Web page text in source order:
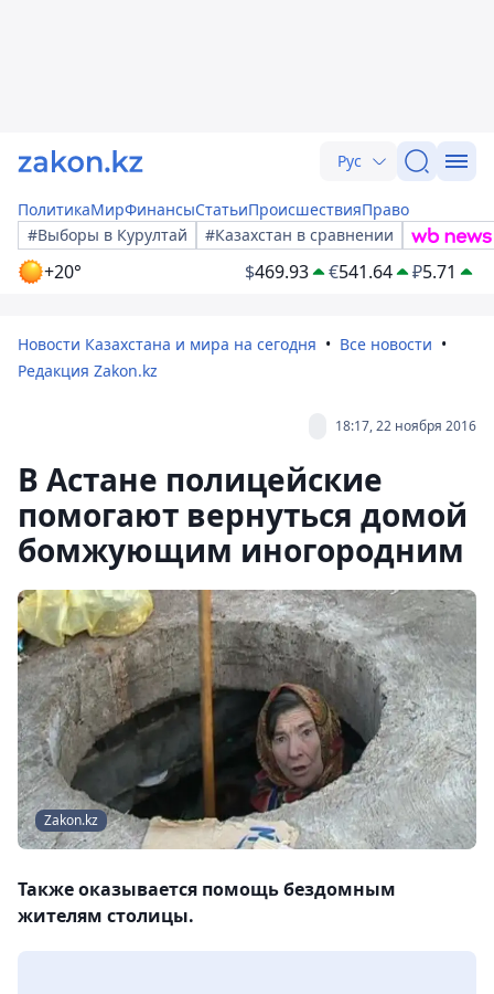
Рус
ПолитикаМирФинансыСтатьиПроисшествияПраво
#Выборы в Курултай
#Казахстан в сравнении
+20° $469.93 €541.64 ₽5.71
Новости Казахстана и мира на сегодня
Все новости
Редакция Zakon.kz
18:17, 22 ноября 2016
В Астане полицейские
помогают вернуться домой
бомжующим иногородним
Zakon.kz
Также оказывается помощь бездомным
жителям столицы.